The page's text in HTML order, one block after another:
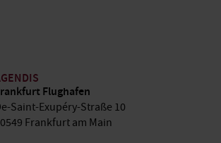
Flughafen
Saint-Exupéry-Straße 10
Frankfurt am Main